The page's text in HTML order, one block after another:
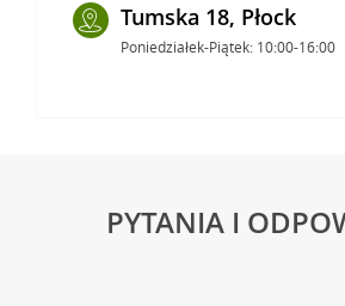
Tumska 18, Płock
Poniedziałek-Piątek: 10:00-16:00
PYTANIA I